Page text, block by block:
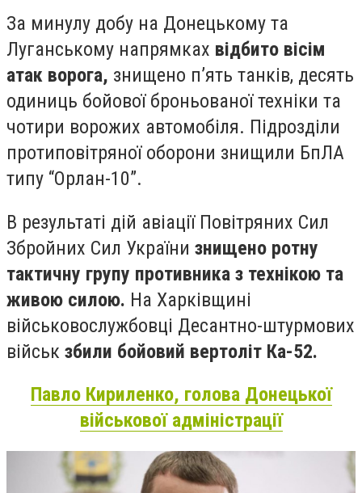
За минулу добу на Донецькому та
Луганському напрямках відбито вісім
атак ворога, знищено п’ять танків, десять
одиниць бойової броньованої техніки та
чотири ворожих автомобіля. Підрозділи
протиповітряної оборони знищили БпЛА
типу “Орлан-10”.
В результаті дій авіації Повітряних Сил
Збройних Сил України знищено ротну
тактичну групу противника з технікою та
живою силою. На Харківщині
військовослужбовці Десантно-штурмових
військ збили бойовий вертоліт Ка-52.
Павло Кириленко, голова Донецької
військової адміністрації